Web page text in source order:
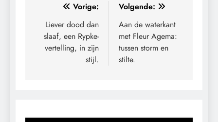
Bericht
navigatie
Vorige:
Liever dood dan
slaaf, een Rypke-
vertelling, in zijn
stijl.
Volgende:
Aan de waterkant
met Fleur Agema:
tussen storm en
stilte.